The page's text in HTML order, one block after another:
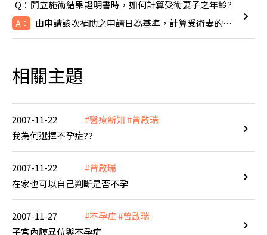
Q：開立施術結果證明書時，如何計算受術妻子之年齡?
A： 由申請該次補助之申請日為基準，計算受術妻的年齡，即TFC於線
相關主題
2007-11-22 #醫療新知 #曾啟瑞
我為何選擇不孕症??
2007-11-22
#曾啟瑞
在家也可以自己判斷是否不孕
2007-11-27 #不孕症#曾啟瑞
子宮內膜異位與不孕症